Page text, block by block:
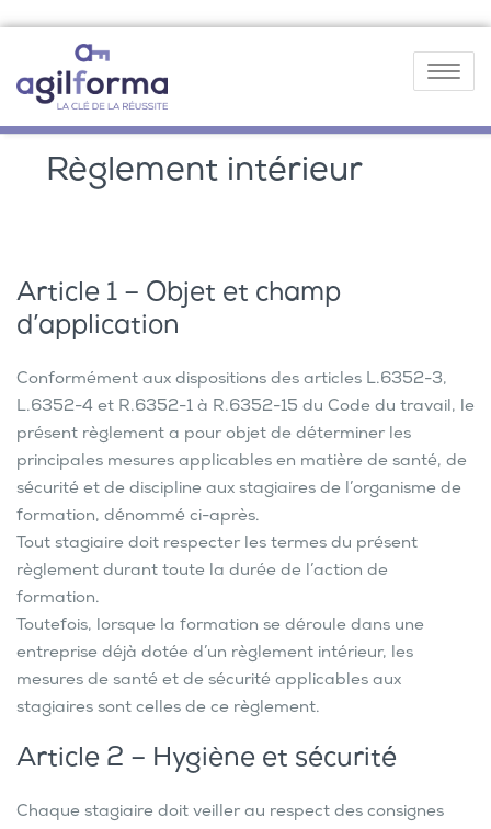
Toggle
Règlement intérieur
Article 1 – Objet et champ
d’application
Conformément aux dispositions des articles L.6352-3,
L.6352-4 et R.6352-1 à R.6352-15 du Code du travail, le
présent règlement a pour objet de déterminer les
principales mesures applicables en matière de santé, de
sécurité et de discipline aux stagiaires de l’organisme de
formation, dénommé ci-après.
Tout stagiaire doit respecter les termes du présent
règlement durant toute la durée de l’action de
formation.
Toutefois, lorsque la formation se déroule dans une
entreprise déjà dotée d’un règlement intérieur, les
mesures de santé et de sécurité applicables aux
stagiaires sont celles de ce règlement.
Article 2 – Hygiène et sécurité
Chaque stagiaire doit veiller au respect des consignes